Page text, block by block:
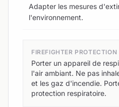
Adapter les mesures
l'environnement.
FIREFIGHTER PROTECTION
Porter un appareil de
l'air ambiant. Ne pas
et les gaz d'incendie.
protection respiratoire.